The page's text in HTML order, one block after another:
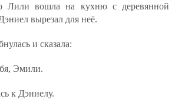
Лили вошла на кухню с деревянной
вырезал для неё.
и сказала:
Эмили.
к Дэниелу.